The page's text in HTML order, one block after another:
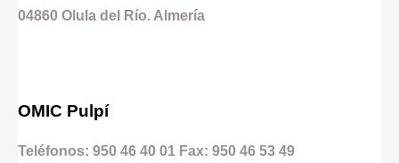
04860 Olula del Río. Almería
OMIC Pulpí
Teléfonos: 950 46 40 01 Fax: 950 46 53 49